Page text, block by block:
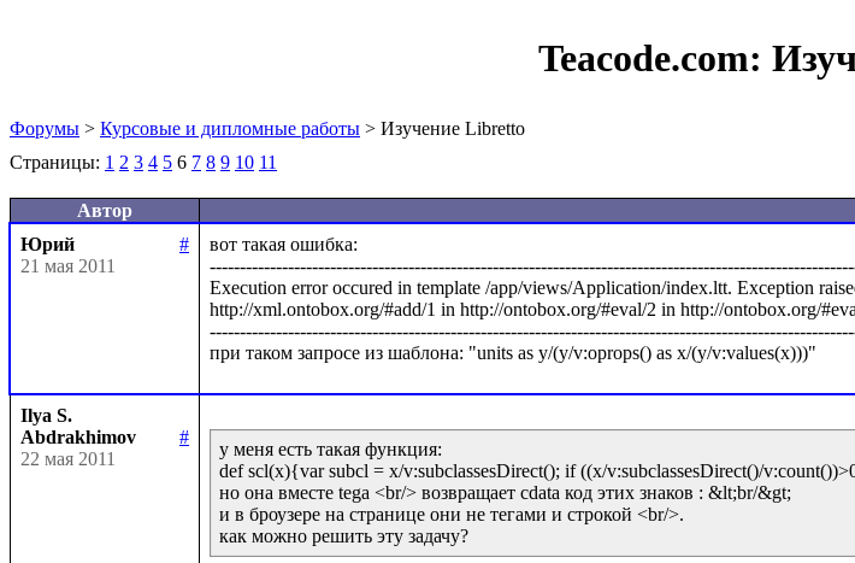
Teacode.com:
Форумы > Курсовые и дипломные работы > Изучение Libretto
Страницы: 1 2 3 4 5 6 7 8 9 10 11
Автор
Юрий
#
21 мая 2011
вот такая ошибка:
Execution error occured in template /app/views/Application/index.ltt. Exception
http://xml.ontobox.org/#add/1 in http://ontobox.org/#eval/2 in http://ontobox.org/
Ilya S.
Abdrakhimov
#
22 мая 2011
у меня есть такая функция:
def scl(x){var subcl = x/v:subclassesDirect(); if ((x/v:subclassesDirect()/
но она вместе tega <br/> возвращает сdata код этих знаков : &lt;br/&gt;
и в броузере на странице они не тегами и строкой <br/>.
как можно решить эту задачу?